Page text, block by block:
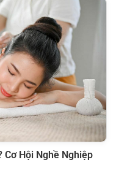
Cơ Hội Nghề Nghiệp